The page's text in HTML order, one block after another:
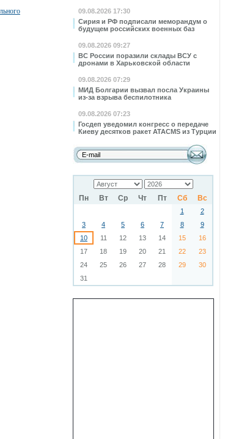
09.08.2026 17:30
Сирия и РФ подписали меморандум о
будущем российских военных баз
09.08.2026 09:27
ВС России поразили склады ВСУ с
дронами в Харьковской области
09.08.2026 07:29
МИД Болгарии вызвал посла Украины
из-за взрыва беспилотника
09.08.2026 07:23
Госдеп уведомил конгресс о передаче
Киеву десятков ракет ATACMS из Турции
Пн Вт Ср Чт Пт Сб Вс
1
2
3
4 5 6 7 8
9
10
11 12 13 14 15
16
17
18 19 20 21 22
23
24
25 26 27 28 29
30
31